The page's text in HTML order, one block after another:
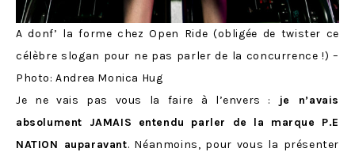
A donf’ la forme chez Open Ride (obligée de twister ce
célèbre slogan pour ne pas parler de la concurrence !) –
Photo: Andrea Monica Hug
Je ne vais pas vous la faire à l’envers :
je n’avais
absolument JAMAIS entendu parler de la marque P.E
NATION auparavant. Néanmoins, pour vous la présenter